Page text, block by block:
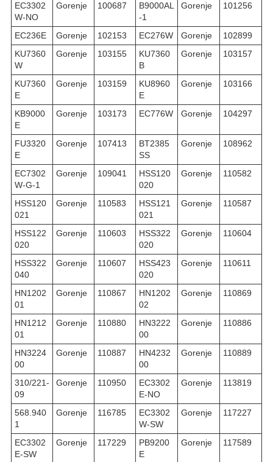
EC3302
W-NO
Gorenje 100687
B9000AL
-1
Gorenje 101256
EC236E Gorenje 102153 EC276W Gorenje
102899
KU7360
W
Gorenje 103155
KU7360
B
Gorenje 103157
KU7360
E
Gorenje 103159
KU8960
E
Gorenje 103166
KB9000
E
Gorenje 103173 EC776W Gorenje 104297
FU3320
E
Gorenje 107413
BT2385
SS
Gorenje 108962
EC7302
W-G-1
Gorenje 109041
HSS120
020
Gorenje 110582
HSS120
021
Gorenje 110583
HSS121
021
Gorenje 110587
HSS122
020
Gorenje 110603
HSS322
020
Gorenje 110604
HSS322
040
Gorenje 110607
HSS423
020
Gorenje 110611
HN1202
01
Gorenje 110867
HN1202
02
Gorenje 110869
HN1212
01
Gorenje 110880
HN3222
00
Gorenje 110886
HN3224
00
Gorenje 110887
HN4232
00
Gorenje 110889
310/221-
09
Gorenje 110950
EC3302
E-NO
Gorenje 113819
568.940
1
Gorenje 116785
EC3302
W-SW
Gorenje 117227
EC3302
E-SW
Gorenje 117229
PB9200
E
Gorenje 117589